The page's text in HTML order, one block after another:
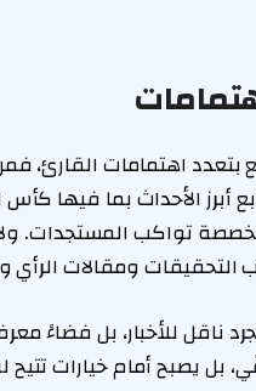
بتعدد اهتمامات القارئ،
تواكب المستجدات. ولا
ومقالات الرأي
ناقل للأخبار، بل فضاءً
بل يصبح أمام خيارات